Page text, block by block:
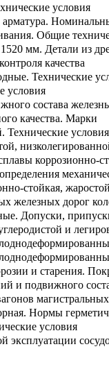
условия
Общие
мм. Детали из
качества
Технические
условия
состава
качества. Марки
Технические условия
коррозионно-
стойкая,
железных дорог
Допуски,
и
и старения.
и подвижного
Нормы
условия
эксплуатации